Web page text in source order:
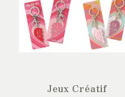
Jeux Créatif